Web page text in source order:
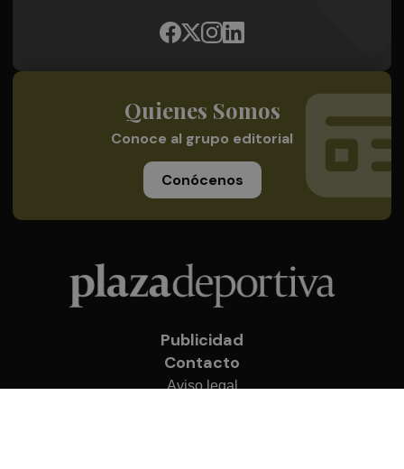
Quienes Somos
Conoce al grupo editorial
Conócenos
Publicidad
Contacto
Aviso legal